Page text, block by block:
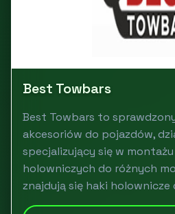
Best Towbars
Best Towbars to
akcesoriów do pojazdów,
specjalizujący się w
holowniczych do różnych
znajdują się haki holownicze